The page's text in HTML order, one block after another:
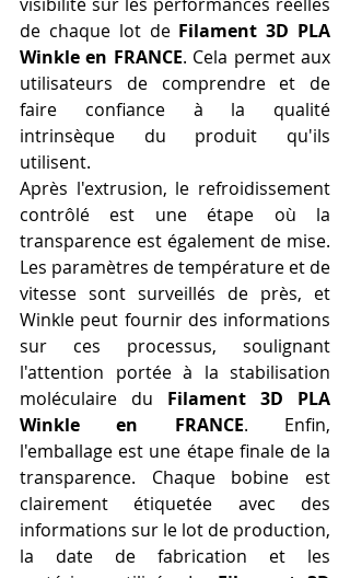
de chaque lot de Filament 3D PLA
Winkle en FRANCE. Cela permet aux
utilisateurs de comprendre et de
faire confiance à la qualité
intrinsèque du produit qu'ils
utilisent.
Après l'extrusion, le refroidissement
contrôlé est une étape où la
transparence est également de mise.
Les paramètres de température et de
vitesse sont surveillés de près, et
Winkle peut fournir des informations
sur ces processus, soulignant
l'attention portée à la stabilisation
moléculaire du Filament 3D PLA
Winkle en FRANCE. Enfin,
l'emballage est une étape finale de la
transparence. Chaque bobine est
clairement étiquetée avec des
informations sur le lot de production,
la date de fabrication et les